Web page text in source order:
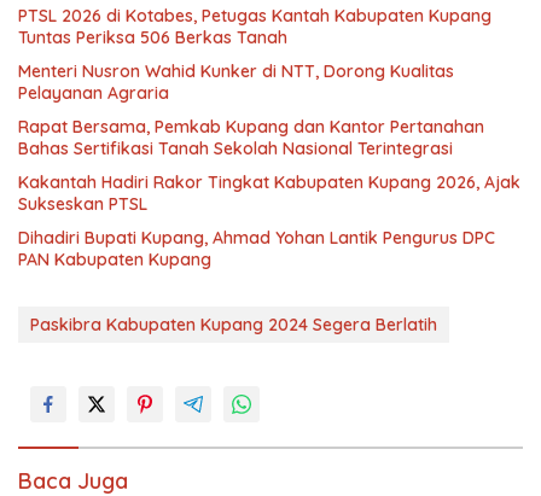
PTSL 2026 di Kotabes, Petugas Kantah Kabupaten Kupang
Tuntas Periksa 506 Berkas Tanah
Menteri Nusron Wahid Kunker di NTT, Dorong Kualitas
Pelayanan Agraria
Rapat Bersama, Pemkab Kupang dan Kantor Pertanahan
Bahas Sertifikasi Tanah Sekolah Nasional Terintegrasi
Kakantah Hadiri Rakor Tingkat Kabupaten Kupang 2026, Ajak
Sukseskan PTSL
Dihadiri Bupati Kupang, Ahmad Yohan Lantik Pengurus DPC
PAN Kabupaten Kupang
Paskibra Kabupaten Kupang 2024 Segera Berlatih
Baca Juga